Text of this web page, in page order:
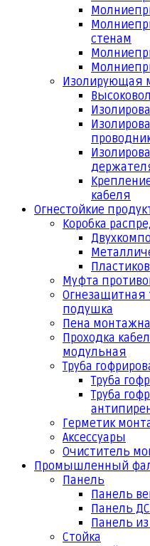
стенам
Изолирующая
кабеля
Огнестойкие
Коробка
Муфта
подушка
Пена
Проходка
модульная
Труба
Труба
Труба
Герметик
Аксессуары
Очиститель
Промышленный
Панель
Панель
Панель
Панель
Стойка